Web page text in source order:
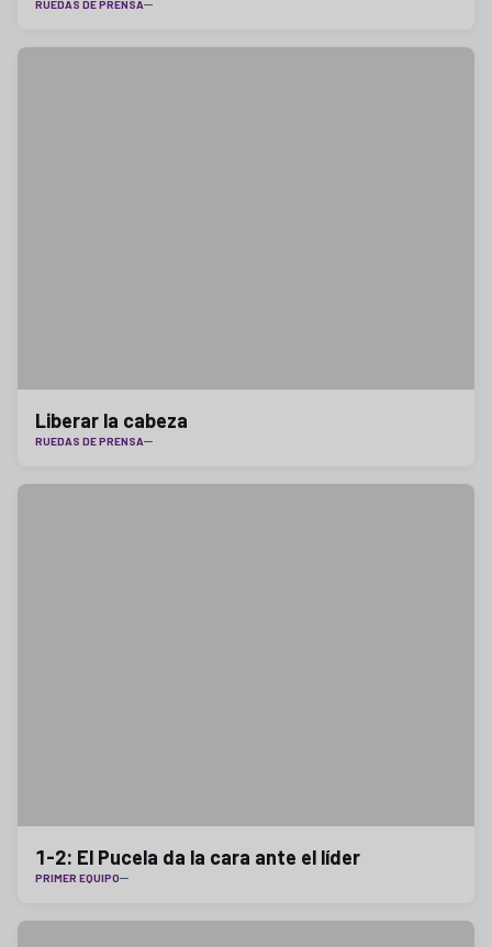
RUEDAS DE PRENSA
Liberar la cabeza
RUEDAS DE PRENSA
1-2: El Pucela da la cara ante el líder
PRIMER EQUIPO